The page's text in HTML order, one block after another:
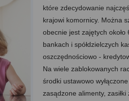
które zdecydowanie
krajowi komornicy. Można
obecnie jest zajętych około
bankach i spółdzielczych
oszczędnościowo -
Na wiele zablokowanych
środki ustawowo
zasądzone alimenty, zasiłki